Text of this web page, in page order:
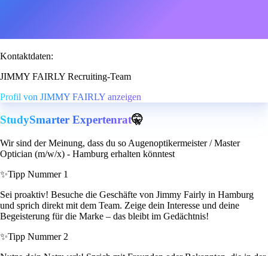
Kontaktdaten:
JIMMY FAIRLY Recruiting-Team
Profil von JIMMY FAIRLY anzeigen
StudySmarter Expertenrat🤫
Wir sind der Meinung, dass du so Augenoptikermeister / Master
Optician (m/w/x) - Hamburg erhalten könntest
✨Tipp Nummer 1
Sei proaktiv! Besuche die Geschäfte von Jimmy Fairly in Hamburg
und sprich direkt mit dem Team. Zeige dein Interesse und deine
Begeisterung für die Marke – das bleibt im Gedächtnis!
✨Tipp Nummer 2